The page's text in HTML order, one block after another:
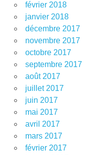
février 2018
janvier 2018
décembre 2017
novembre 2017
octobre 2017
septembre 2017
août 2017
juillet 2017
juin 2017
mai 2017
avril 2017
mars 2017
février 2017